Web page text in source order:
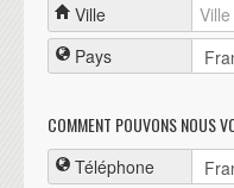
Ville
Pays
COMMENT POUVONS NOUS
Téléphone